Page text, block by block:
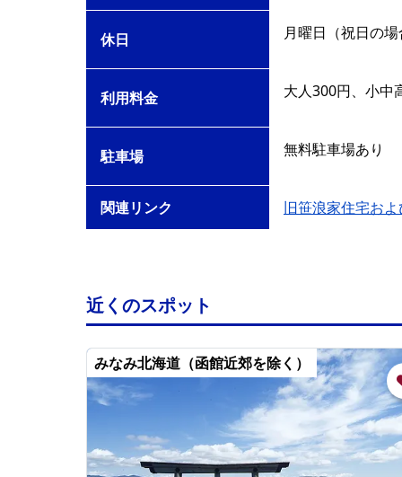
休日 月曜日（祝日の
利用料金 大人300円、小
駐車場 無料駐車場あり
関連リンク 旧笹浪家住宅お
近くのスポット
みなみ北海道（函館近郊を除く）